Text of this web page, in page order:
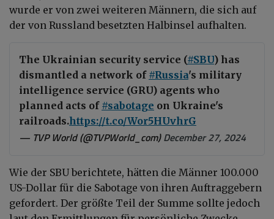
wurde er von zwei weiteren Männern, die sich auf
der von Russland besetzten Halbinsel aufhalten.
The Ukrainian security service (#SBU) has
dismantled a network of #Russia's military
intelligence service (GRU) agents who
planned acts of #sabotage on Ukraine's
railroads.https://t.co/Wor5HUvhrG
— TVP World (@TVPWorld_com)December 27, 2024
Wie der SBU berichtete, hätten die Männer 100.000
US-Dollar für die Sabotage von ihren Auftraggebern
gefordert. Der größte Teil der Summe sollte jedoch